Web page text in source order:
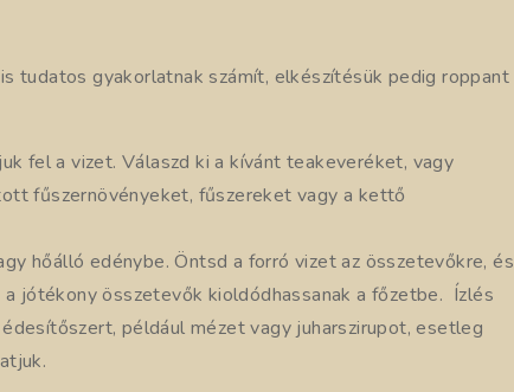
tudatos gyakorlatnak számít, elkészítésük pedig roppant
fel a vizet. Válaszd ki a kívánt teakeveréket, vagy
fűszernövényeket, fűszereket vagy a kettő
hőálló edénybe. Öntsd a forró vizet az összetevőkre, és
jótékony összetevők kioldódhassanak a főzetbe. Ízlés
például mézet vagy juharszirupot, esetleg